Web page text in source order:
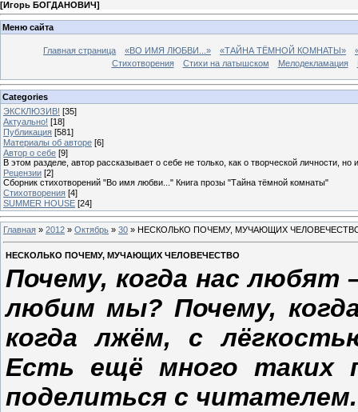
[Игорь БОГДАНОВИЧ]
Меню сайта
Главная страница «ВО ИМЯ ЛЮБВИ...» «ТАЙНА ТЁМНОЙ КОМНАТЫ»
Стихотворения
Стихи на латышском Мелодекламация
Categories
ЭКСКЛЮЗИВ! [35]
Актуально! [18]
Публикация [581]
Материалы об авторе [6]
Автор о себе [9]
В этом разделе, автор рассказывает о себе не только, как о творческой личности,
Рецензии [2]
Сборник стихотворений "Во имя любви..." Книга прозы "Тайна тёмной комнаты"
Стихотворения [4]
SUMMER HOUSE [24]
Главная » 2012 » Октябрь » 30 » НЕСКОЛЬКО ПОЧЕМУ, МУЧАЮЩИХ
НЕСКОЛЬКО ПОЧЕМУ, МУЧАЮЩИХ ЧЕЛОВЕЧЕСТВО
Почему, когда нас
любим мы? Почему,
когда лжём, с
Есть ещё много таких
поделиться с читателем.